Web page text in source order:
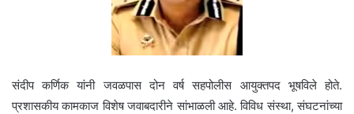
संदीप कर्णिक यांनी जवळपास दोन वर्ष सहपोलीस आयुक्तपद भूषविले होते.
प्रशासकीय कामकाज विशेष जवाबदारीने सांभाळली आहे. विविध संस्था, संघटनांच्या